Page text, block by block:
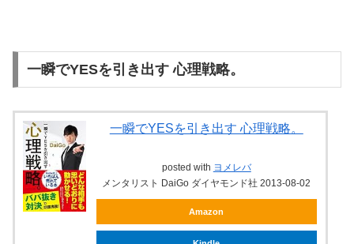
一瞬でYESを引き出す 心理戦略。
一瞬でYESを引き出す 心理戦略。
posted with ヨメレバ
メンタリスト DaiGo ダイヤモンド社 2013-08-02
Amazon